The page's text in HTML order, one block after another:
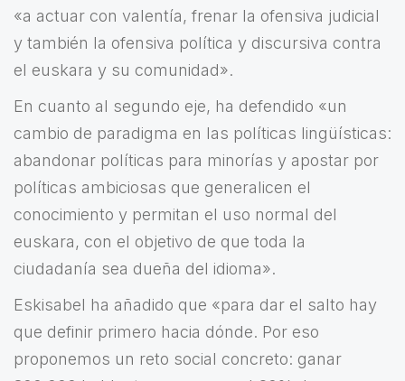
«a actuar con valentía, frenar la ofensiva judicial
y también la ofensiva política y discursiva contra
el euskara y su comunidad».
En cuanto al segundo eje, ha defendido «un
cambio de paradigma en las políticas lingüísticas:
abandonar políticas para minorías y apostar por
políticas ambiciosas que generalicen el
conocimiento y permitan el uso normal del
euskara, con el objetivo de que toda la
ciudadanía sea dueña del idioma».
Eskisabel ha añadido que «para dar el salto hay
que definir primero hacia dónde. Por eso
proponemos un reto social concreto: ganar